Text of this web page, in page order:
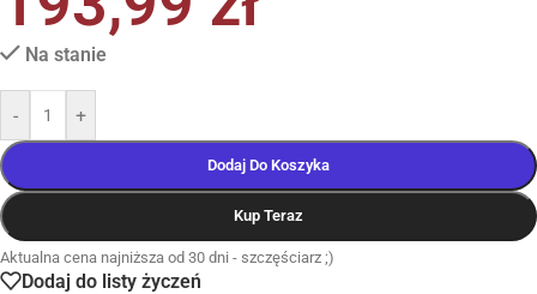
Na stanie
- +
Dodaj Do Koszyka
Kup Teraz
Aktualna cena najniższa od 30 dni - szczęściarz ;)
Dodaj do listy życzeń